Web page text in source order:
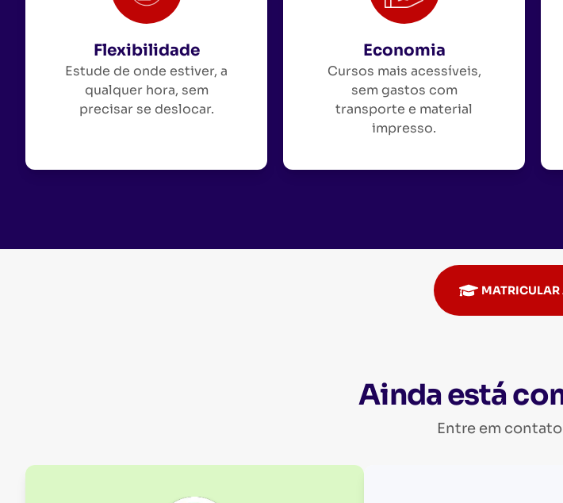
Flexibilidade
Estude de onde estiver, a
qualquer hora, sem
precisar se deslocar.
Economia
Cursos mais acessíveis,
sem gastos com
transporte e material
impresso.
Ainda está
Entre em